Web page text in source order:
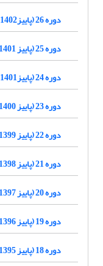
دوره 26 (پاییز1402- 1403)
دوره 25 (پاییز 1401-1402)
دوره 24 (پاییز1401-1400)
دوره 23 (پاییز 1400-1399)
دوره 22 (پاییز 1399-1398)
دوره 21 (پاییز 1398-1397)
دوره 20 (پاییز 1397-1396)
دوره 19 (پاییز 1396-1395)
دوره 18 (پاییز 1395-1394)